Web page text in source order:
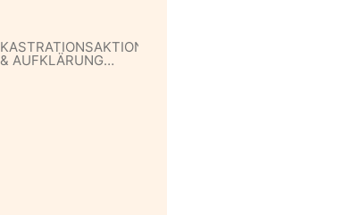
KASTRATIONSAKTION
& AUFKLÄRUNG…